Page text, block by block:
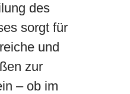
des
sorgt für
und
zur
– ob im